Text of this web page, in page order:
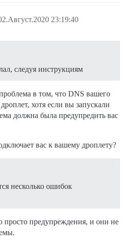
23:19:40
следуя инструкциям
в том, что DNS вашего
хотя если вы запускали
должна была предупредить вас
вас к вашему дроплету?
несколько ошибок
предупреждения, и они не